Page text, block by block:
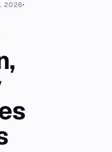
2026